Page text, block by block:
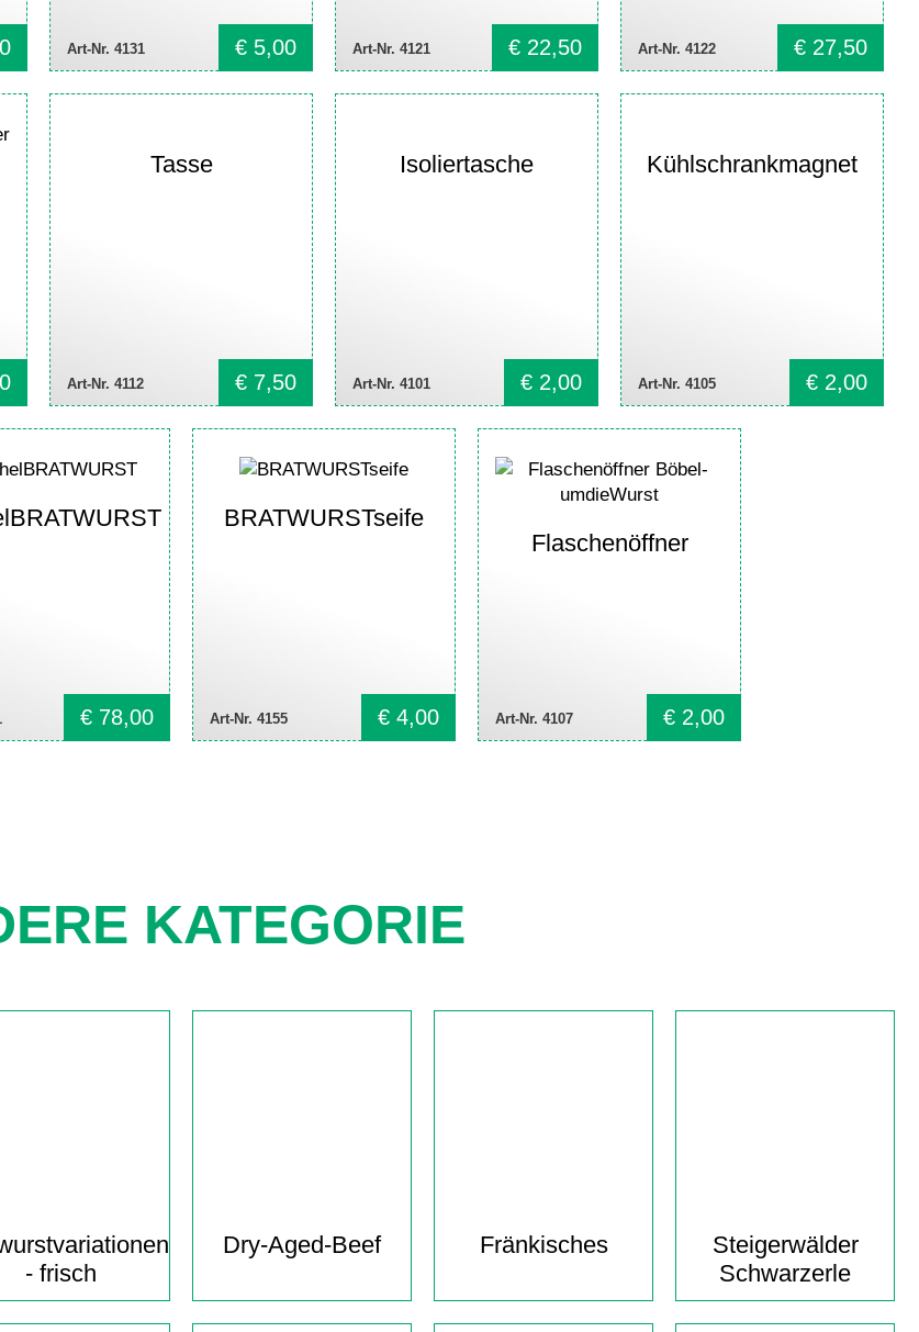
Art-Nr. 4131 € 5,00 Art-Nr. 4121 € 22,50 Art-Nr. 4122 € 27,50
Tasse
Art-Nr. 4112 € 7,50
Isoliertasche
Art-Nr. 4101 € 2,00
Kühlschrankmagnet
Art-Nr. 4105 € 2,00
€ 78,00
BRATWURSTseife
Art-Nr. 4155 € 4,00
Flaschenöffner
Art-Nr. 4107 € 2,00
KATEGORIE
Navigation
- frisch
Dry-Aged-Beef Fränkisches
Steigerwälder
Schwarzerle